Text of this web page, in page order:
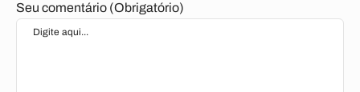
Seu comentário (Obrigatório)